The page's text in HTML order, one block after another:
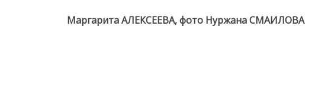
Маргарита АЛЕКСЕЕВА, фото Нуржана СМАИЛОВА